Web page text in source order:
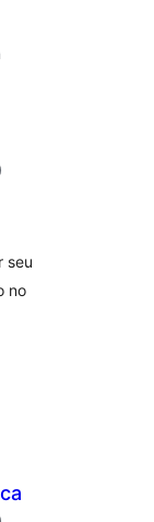
kabuuang
)
seu
no
kabuuang